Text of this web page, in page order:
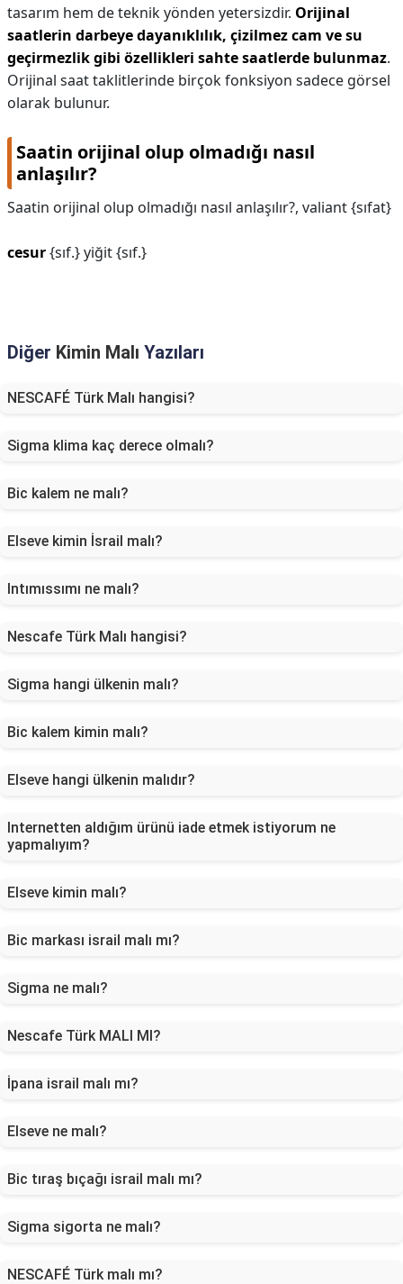
tasarım hem de teknik yönden yetersizdir. Orijinal
saatlerin darbeye dayanıklılık, çizilmez cam ve su
geçirmezlik gibi özellikleri sahte saatlerde bulunmaz.
Orijinal saat taklitlerinde birçok fonksiyon sadece görsel
olarak bulunur.
Saatin orijinal olup olmadığı nasıl
anlaşılır?
Saatin orijinal olup olmadığı nasıl anlaşılır?, valiant {sıfat}
cesur{sıf.} yiğit {sıf.}
Diğer Kimin Malı Yazıları
NESCAFÉ Türk Malı hangisi?
Sigma klima kaç derece olmalı?
Bic kalem ne malı?
Elseve kimin İsrail malı?
Intımıssımı ne malı?
Nescafe Türk Malı hangisi?
Sigma hangi ülkenin malı?
Bic kalem kimin malı?
Elseve hangi ülkenin malıdır?
Internetten aldığım ürünü iade etmek istiyorum ne
yapmalıyım?
Elseve kimin malı?
Bic markası israil malı mı?
Sigma ne malı?
Nescafe Türk MALI MI?
İpana israil malı mı?
Elseve ne malı?
Bic tıraş bıçağı israil malı mı?
Sigma sigorta ne malı?
NESCAFÉ Türk malı mı?